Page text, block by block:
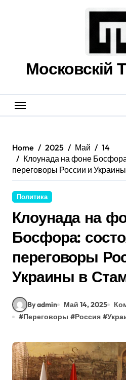
Московскій
Home 2025 Май
14
Клоунада на фоне
переговоры России и
Политика
Клоунада на
Босфора:
переговоры
Украины в
By admin Май 14, 2025
#Переговоры #Россия #